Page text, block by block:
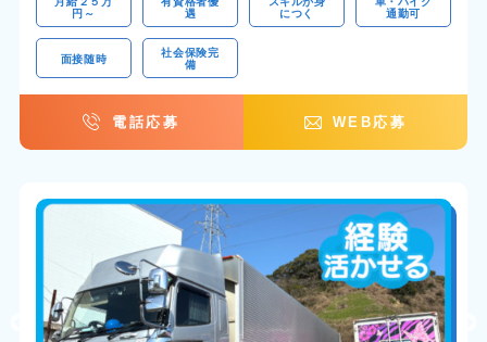
円～
遇
につく
通勤可
面接随時
社会保険完
備
電話応募 WEB応募